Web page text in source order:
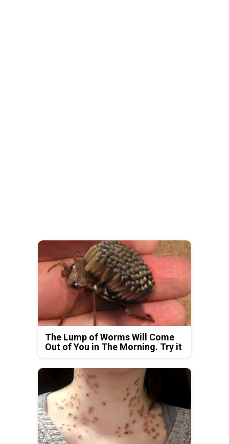
The Lump of Worms Will Come
Out of You in The Morning. Try it